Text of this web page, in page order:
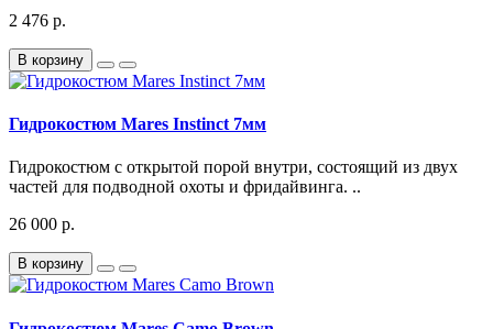
2 476 р.
В корзину
Гидрокостюм Mares Instinct 7мм
Гидрокостюм с открытой порой внутри, состоящий из двух
частей для подводной охоты и фридайвинга. ..
26 000 р.
В корзину